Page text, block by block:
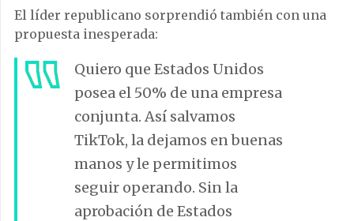
El líder republicano sorprendió también con una
propuesta inesperada:
Quiero que Estados Unidos
posea el 50% de una empresa
conjunta. Así salvamos
TikTok, la dejamos en buenas
manos y le permitimos
seguir operando. Sin la
aprobación de Estados